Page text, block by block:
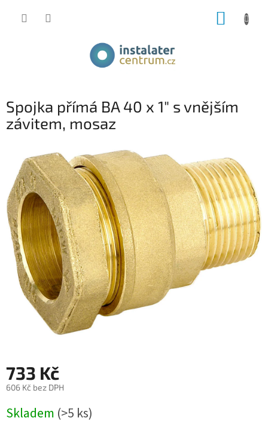
Spojka přímá BA 40 x 1" s vnějším
závitem, mosaz
733 Kč
606 Kč bez DPH
cena:
Skladem (>5 ks)